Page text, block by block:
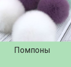
Помпоны